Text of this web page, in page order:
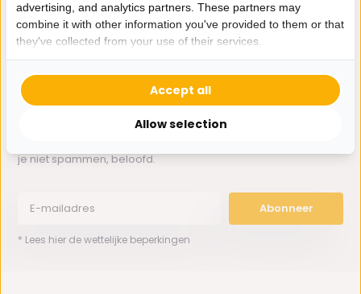
0162-231130
klantenservice@bazaaronline.nl
je niet spammen, beloofd.
Abonneer
* Lees hier de wettelijke beperkingen
advertising, and analytics partners. These partners may
combine it with other information you've provided to them or that
they've collected from your use of their services.
Allow selection
Accept all